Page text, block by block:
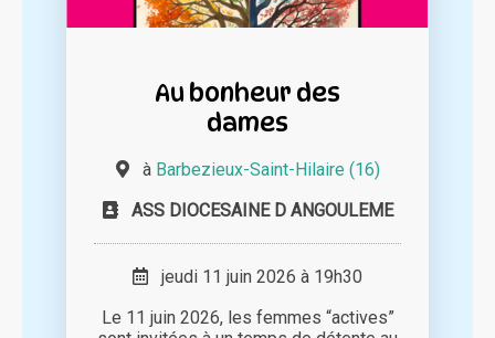
Au bonheur des
dames
à Barbezieux-Saint-Hilaire (16)
ASS DIOCESAINE D ANGOULEME
jeudi 11 juin 2026 à 19h30
Le 11 juin 2026, les femmes “actives”